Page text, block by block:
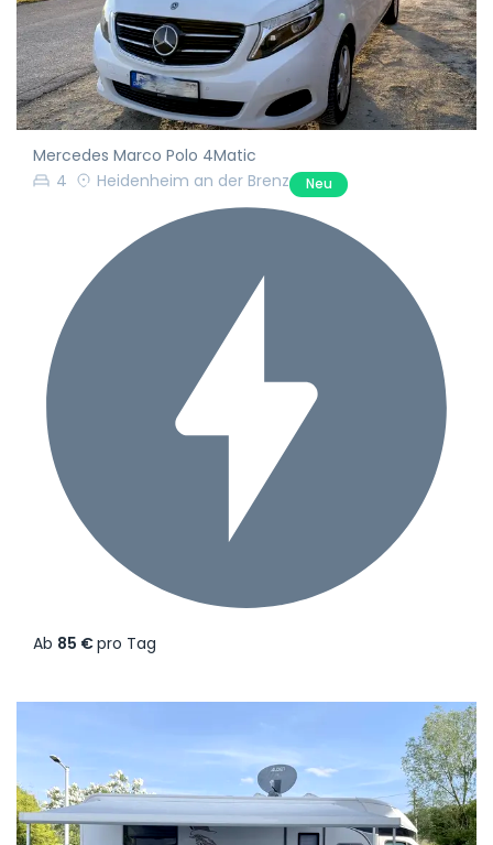
Mercedes Marco Polo 4Matic
4
Heidenheim an der Brenz Neu
Ab 85 €pro Tag